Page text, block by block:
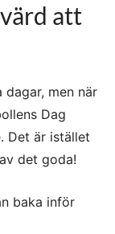
att
men när
Dag
Det är istället
det goda!
baka inför